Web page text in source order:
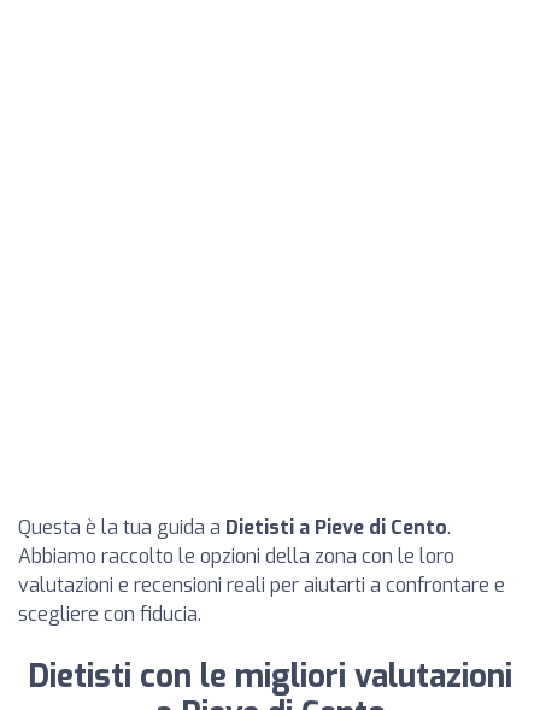
Questa è la tua guida a Dietisti a Pieve di Cento.
Abbiamo raccolto le opzioni della zona con le loro
valutazioni e recensioni reali per aiutarti a confrontare e
scegliere con fiducia.
Dietisti con le migliori valutazioni